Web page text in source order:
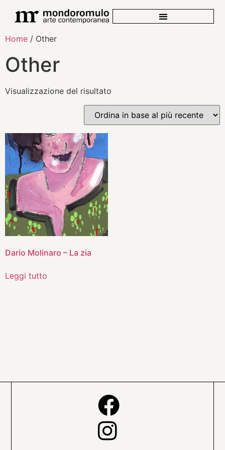
Home / Other
Other
Visualizzazione del risultato
Dario Molinaro – La zia
Leggi tutto